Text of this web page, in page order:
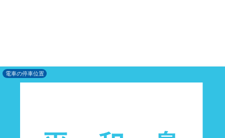
電車の停車位置